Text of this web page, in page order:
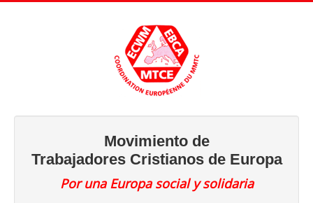
Movimiento de
Trabajadores Cristianos de Europa
Por una Europa social y solidaria